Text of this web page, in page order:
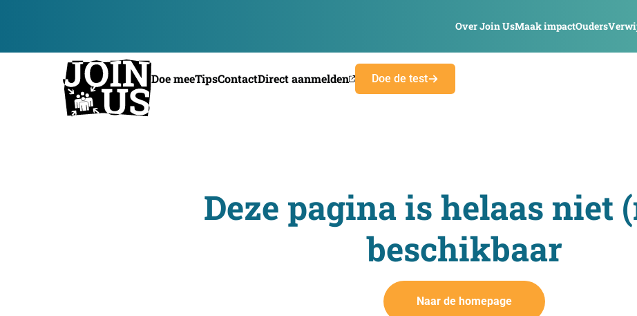
Over Join UsMaak impactOuders
Doe meeTipsContactDirect aanmelden Doe de test
Deze pagina is helaas niet
beschikbaar
Naar de homepage